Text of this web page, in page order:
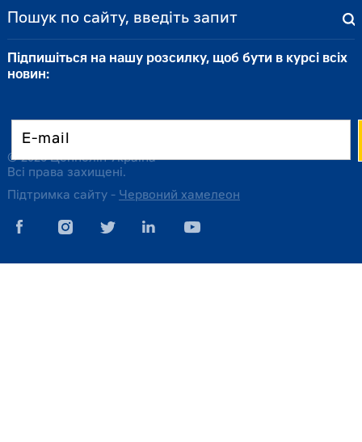
Підпишіться на нашу розсилку, щоб бути в курсі всіх
новин:
© 2026 Цеппелін Україна
Всі права захищені.
Підтримка сайту - Червоний хамелеон